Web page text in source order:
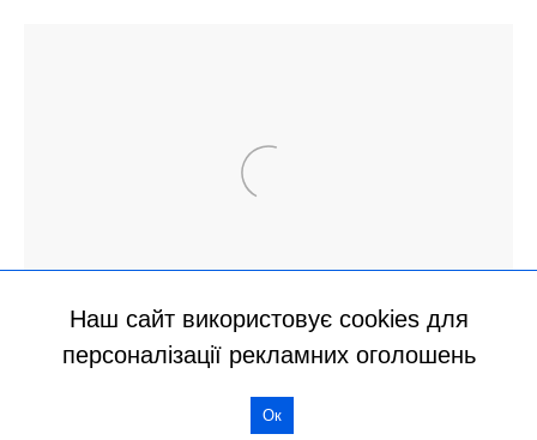
Наш сайт використовує cookies для
персоналізації рекламних оголошень
Ок